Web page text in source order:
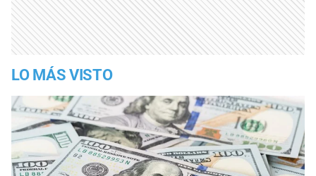
LO MÁS VISTO